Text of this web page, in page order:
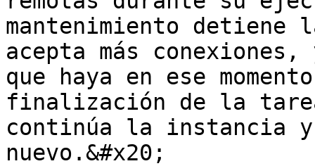
mantenimiento
acepta más
que haya en ese
finalización de la
continúa la instancia y
nuevo.&#x20;